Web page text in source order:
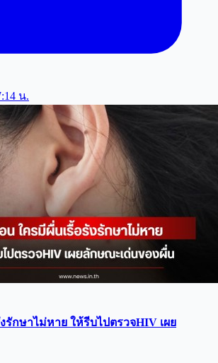
น.
รักษาไม่หาย ให้รีบไปตรวจHIV เผย